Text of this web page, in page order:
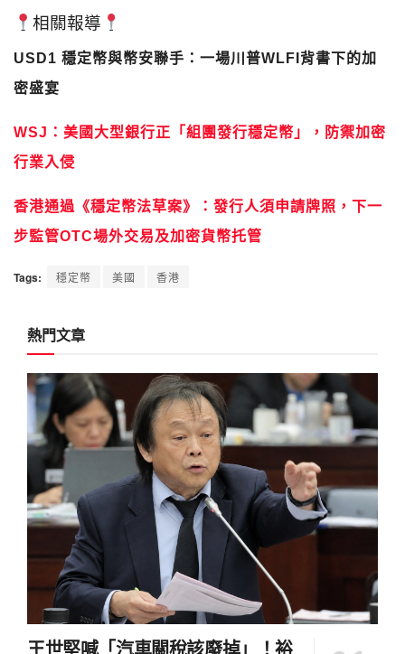
相關報導
USD1 穩定幣與幣安聯手：一場川普WLFI背書下的加
密盛宴
WSJ：美國大型銀行正「組團發行穩定幣」，防禦加密
行業入侵
香港通過《穩定幣法草案》：發行人須申請牌照，下一
步監管OTC場外交易及加密貨幣托管
Tags: 穩定幣 美國 香港
熱門文章
王世堅喊「汽車關稅該廢掉」！裕